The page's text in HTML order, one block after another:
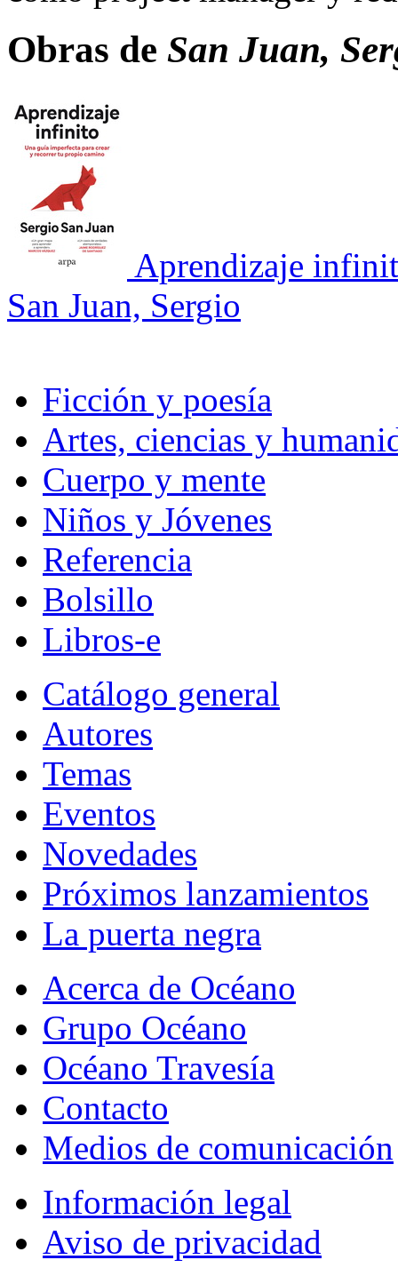
Obras de San Juan,
Aprendizaje
San Juan, Sergio
Ficción y poesía
Artes, ciencias y
Cuerpo y mente
Niños y Jóvenes
Referencia
Bolsillo
Libros-e
Catálogo general
Autores
Temas
Eventos
Novedades
Próximos lanzamientos
La puerta negra
Acerca de Océano
Grupo Océano
Océano Travesía
Contacto
Medios de comunicación
Información legal
Aviso de privacidad